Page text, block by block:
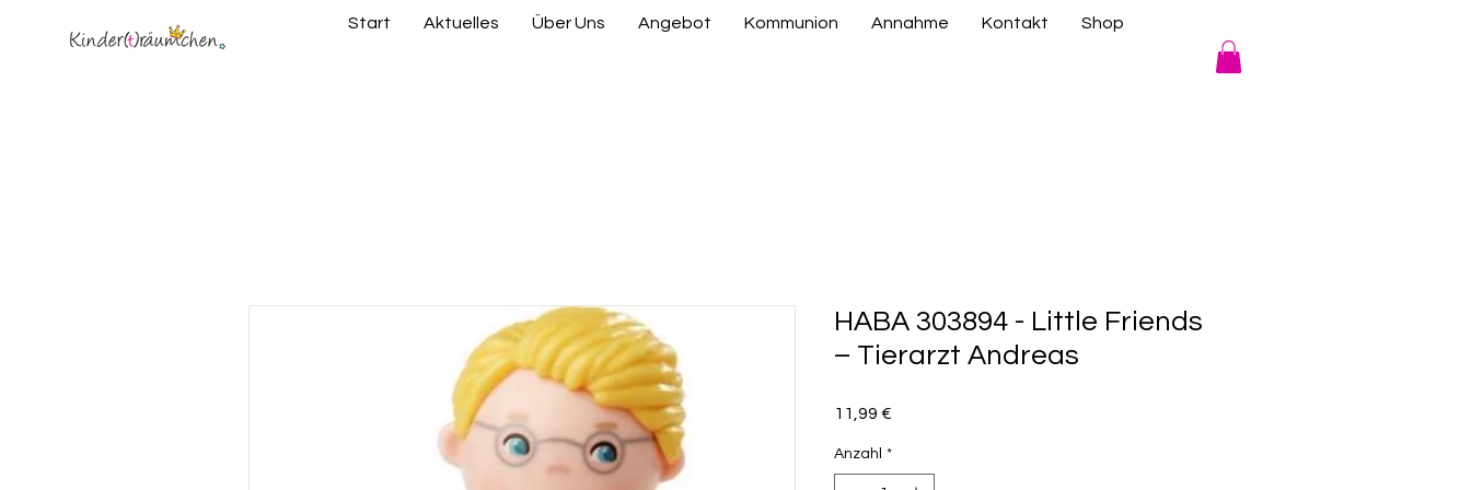
Start Aktuelles Über Uns Angebot Kommunion Annahme Kontakt Shop
HABA 303894 - Little Friends
– Tierarzt Andreas
11,99 €
Anzahl *